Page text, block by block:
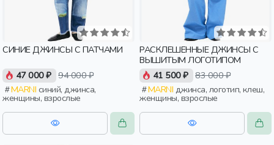
СИНИЕ ДЖИНСЫ С ПАТЧАМИ
47 000 ₽ 94 000 ₽
MARNI
женщины, взрослые
РАСКЛЕШЕННЫЕ ДЖИНСЫ С
ВЫШИТЫМ ЛОГОТИПОМ
41 500 ₽ 83 000 ₽
MARNI
женщины, взрослые